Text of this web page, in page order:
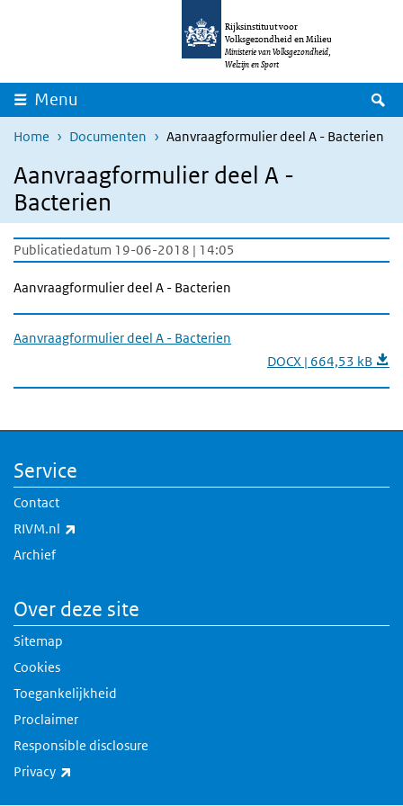
Overslaan en naar de inhoud gaan
Rijksinstituut voor
Volksgezondheid en Milieu
Ministerie van Volksgezondheid,
Welzijn en Sport
Menu
Home Documenten Aanvraagformulier deel A - Bacterien
Aanvraagformulier deel A -
Bacterien
Publicatiedatum 19-06-2018 | 14:05
Aanvraagformulier deel A - Bacterien
Aanvraagformulier deel A - Bacterien
DOCX | 664,53 kB
Service
Contact
RIVM.nl
Archief
Over deze site
Sitemap
Cookies
Toegankelijkheid
Proclaimer
Responsible disclosure
Privacy